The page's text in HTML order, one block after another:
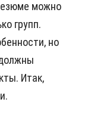
можно
групп.
но
Итак,